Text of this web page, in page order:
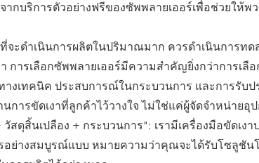
ากบริการตัวอย่างฟรีของซัพพลายเออร์เพื่อช่วยใ
จะดำเนินการผลิตในปริมาณมาก ควรดำเนินการ
การเลือกซัพพลายเออร์มีความสำคัญยิ่งกว่าการเ
งเทคนิค ประสบการณ์ในกระบวนการ และการรับป
การขัดเงาที่ลูกค้าไว้วางใจ ไม่ใช่แค่ผู้จัดจำหน่ายอุ
สดุสิ้นเปลือง + กระบวนการ": เรามีเครื่องมือขัดเง
อย่างสมบูรณ์แบบ หมายความว่าคุณจะได้รับโซลูชั